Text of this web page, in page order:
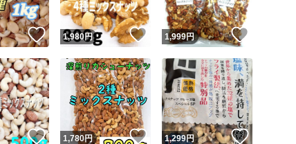
いいね！
1,980円 いいね！
1,999円
いいね！
1,780円 いいね！
1,299円